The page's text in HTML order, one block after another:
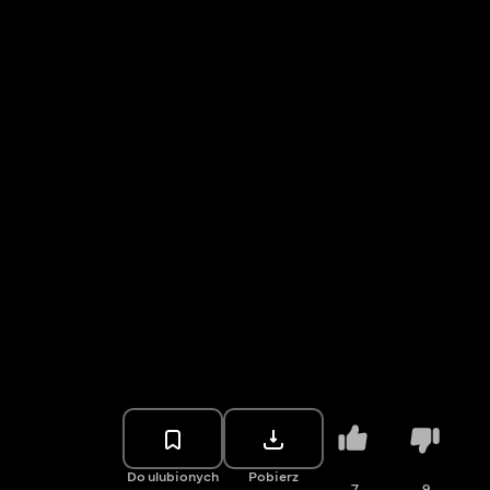
Do ulubionych Pobierz